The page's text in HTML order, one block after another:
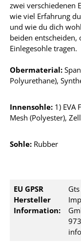
zwei verschiedenen
wie viel Erfahrung
und wie du dich
beiden entscheiden,
Einlegesohle tragen.
Obermaterial:
Polyurethane),
Innensohle: 1) EVA
Mesh (Polyester),
Sohle: Rubber
EU GPSR
Hersteller
Information: